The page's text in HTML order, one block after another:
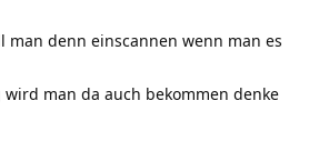
man denn einscannen wenn man es
man da auch bekommen denke